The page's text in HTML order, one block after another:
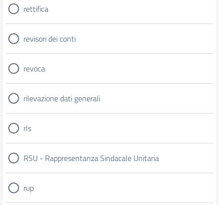
rettifica
revisori dei conti
revoca
rilevazione dati generali
rls
RSU - Rappresentanza Sindacale Unitaria
rup